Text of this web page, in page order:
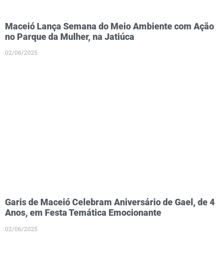
Maceió Lança Semana do Meio Ambiente com Ação
no Parque da Mulher, na Jatiúca
02/06/2025
Garis de Maceió Celebram Aniversário de Gael, de 4
Anos, em Festa Temática Emocionante
02/06/2025